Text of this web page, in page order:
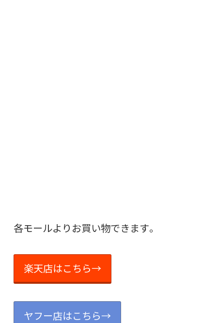
各モールよりお買い物できます。
楽天店はこちら→
ヤフー店はこちら→